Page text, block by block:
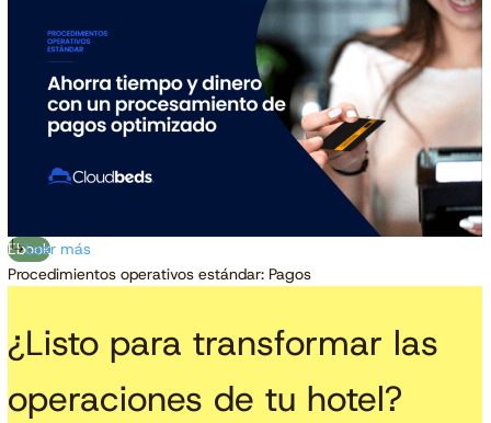
Ebook
Procedimientos operativos estándar: Pagos
Leer más
¿Listo para transformar las
operaciones de tu hotel?